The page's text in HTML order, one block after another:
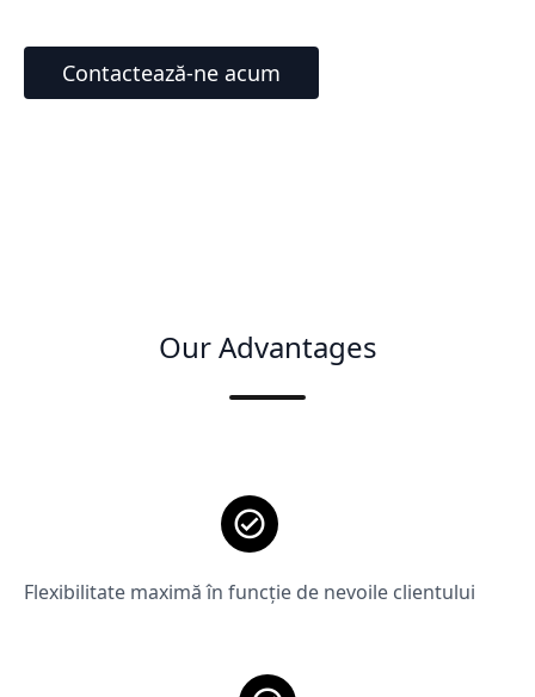
Contactează-ne acum
Our Advantages
Flexibilitate maximă în funcție de nevoile clientului